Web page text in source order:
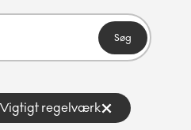
Søg
Vigtigt regelværk